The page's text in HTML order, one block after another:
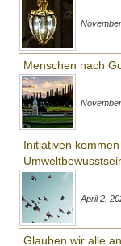
Menschen nach
Initiativen
April 2,
Glauben wir alle